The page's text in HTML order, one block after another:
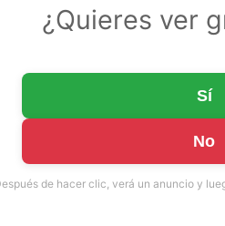
¿Quieres ver
Sí
No
de hacer clic, verá un anuncio y